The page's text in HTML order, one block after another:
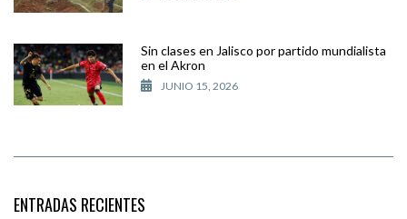
Sin clases en Jalisco por partido mundialista
en el Akron
JUNIO 15, 2026
ENTRADAS RECIENTES